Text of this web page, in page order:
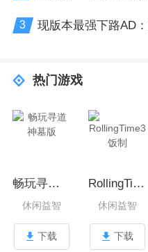
3 现版本最强下路AD
热门游戏
畅玩寻道神墓版
休闲益智
下载
RollingTime3饭制
休闲益智
下载